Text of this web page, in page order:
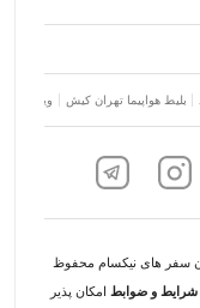
بلیط هواپیما تهران کیش ویلا شمال
سفر های نیکسام محفوظ
شرایط و ضوابط امکان پذیر